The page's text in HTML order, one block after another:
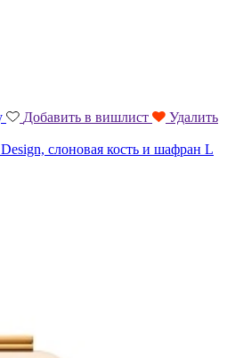
Добавить в вишлист
Удалить
слоновая кость и шафран L